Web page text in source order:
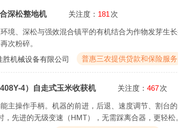
深松整地机 关注度： 181 次
境、深松与强效混合镇平的有机结合为作物发芽生
次粉碎。
胜机械设备有限公司 普惠三农提供贷款和保险服务
4）自走式玉米收获机 关注度： 467次
主操作手柄。机器的前进，后退、速度调节、割台
，先进的无级变速（HMT），无需踩离合器，更轻松